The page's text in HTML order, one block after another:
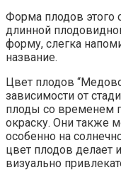
Форма плодов этого
длинной
форму, слегка
название.
Цвет плодов
зависимости от
плоды со временем
окраску. Они также
особенно на
цвет плодов делает
визуально